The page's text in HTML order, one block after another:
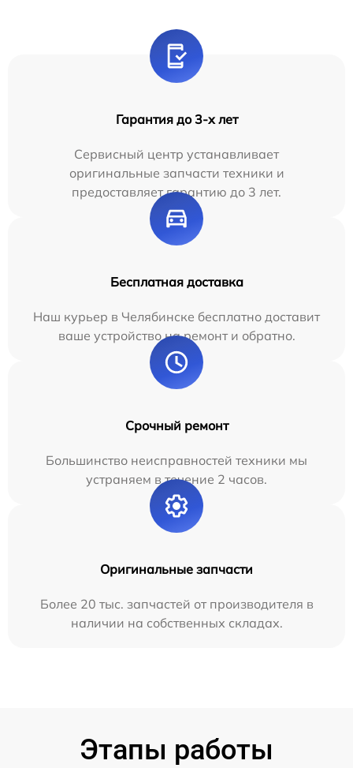
Гарантия до 3-х лет
Сервисный центр устанавливает
оригинальные запчасти техники и
предоставляет гарантию до 3 лет.
Бесплатная доставка
Наш курьер в Челябинске бесплатно доставит
ваше устройство на ремонт и обратно.
Срочный ремонт
Большинство неисправностей техники мы
устраняем в течение 2 часов.
Оригинальные запчасти
Более 20 тыс. запчастей от производителя в
наличии на собственных складах.
Этапы работы